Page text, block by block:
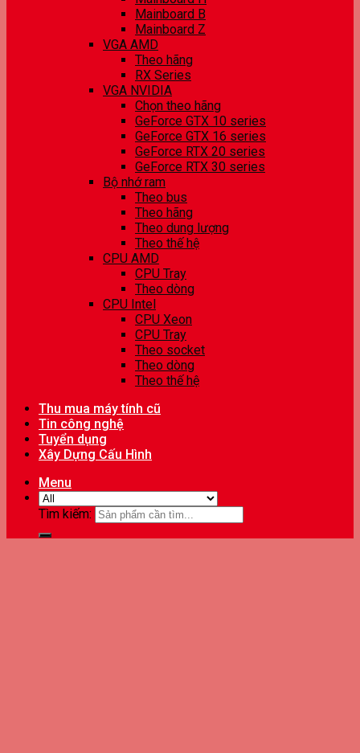
Mainboard B
Mainboard Z
VGA AMD
Theo hãng
RX Series
VGA NVIDIA
Chọn theo hãng
GeForce GTX 10 series
GeForce GTX 16 series
GeForce RTX 20 series
GeForce RTX 30 series
Bộ nhớ ram
Theo bus
Theo hãng
Theo dung lượng
Theo thế hệ
CPU AMD
CPU Tray
Theo dòng
CPU Intel
CPU Xeon
CPU Tray
Theo socket
Theo dòng
Theo thế hệ
Thu mua máy tính cũ
Tin công nghệ
Tuyển dụng
Xây Dựng Cấu Hình
Menu
Tìm kiếm: